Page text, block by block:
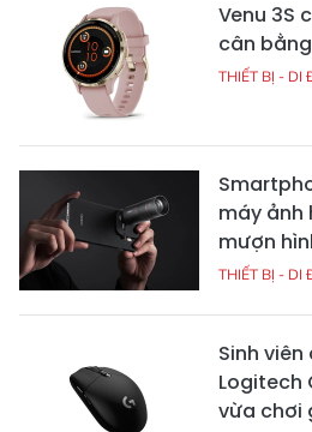
Venu 3S
cân
THIẾT BỊ - DI
máy ảnh
mượn
THIẾT BỊ - DI
Sinh
Logitech
vừa chơi